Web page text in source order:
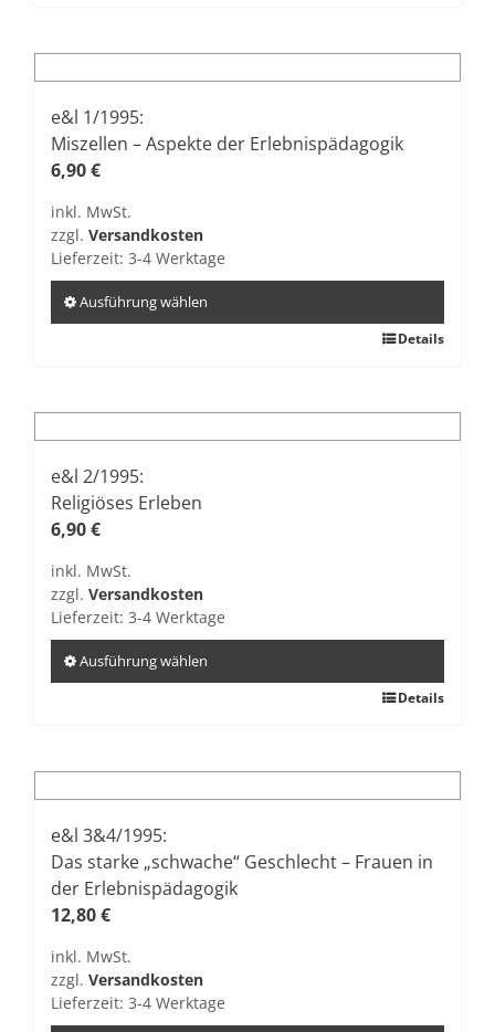
mehrere
Varianten
auf.
Die
Optionen
auf
der
gewählt
werden
e&l 1/1995:
Miszellen – Aspekte der Erlebnispädagogik
6,90€
inkl. MwSt.
zzgl. Versandkosten
Lieferzeit: 3-4 Werktage
Ausführung wählen
mehrere
Varianten
auf.
Die
Optionen
auf
der
gewählt
werden
Details
e&l 2/1995:
Religiöses Erleben
6,90€
inkl. MwSt.
zzgl. Versandkosten
Lieferzeit: 3-4 Werktage
Ausführung wählen
mehrere
Varianten
auf.
Die
Optionen
können
der
Produktseite
Details
e&l 3&4/1995:
Das starke „schwache“ Geschlecht – Frauen in
der Erlebnispädagogik
12,80€
inkl. MwSt.
zzgl. Versandkosten
Lieferzeit: 3-4 Werktage